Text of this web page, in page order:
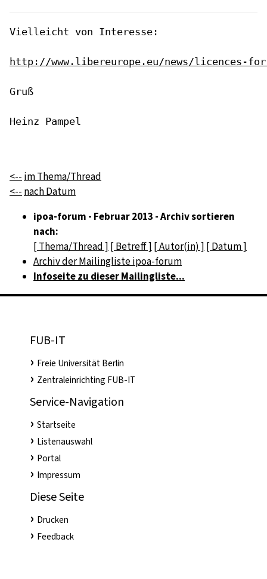
Vielleicht von Interesse:
http://www.libereurope.eu/news/licences-
Gruß
Heinz Pampel
<-- im Thema/Thread
<-- nach Datum
ipoa-forum - Februar 2013 - Archiv sortieren
nach:
[ Thema/Thread ] [ Betreff ] [ Autor(in) ] [ Datum ]
Archiv der Mailingliste ipoa-forum
Infoseite zu dieser Mailingliste...
FUB-IT
Freie Universität Berlin
Zentraleinrichting FUB-IT
Service-Navigation
Startseite
Listenauswahl
Portal
Impressum
Diese Seite
Drucken
Feedback